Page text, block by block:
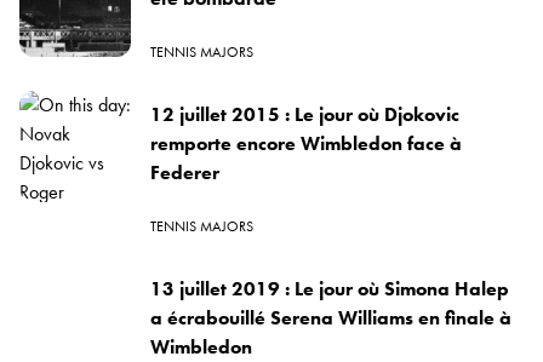
TENNIS MAJORS
12 juillet 2015 : Le jour où Djokovic
remporte encore Wimbledon face à
Federer
TENNIS MAJORS
13 juillet 2019 : Le jour où Simona Halep
a écrabouillé Serena Williams en finale à
Wimbledon